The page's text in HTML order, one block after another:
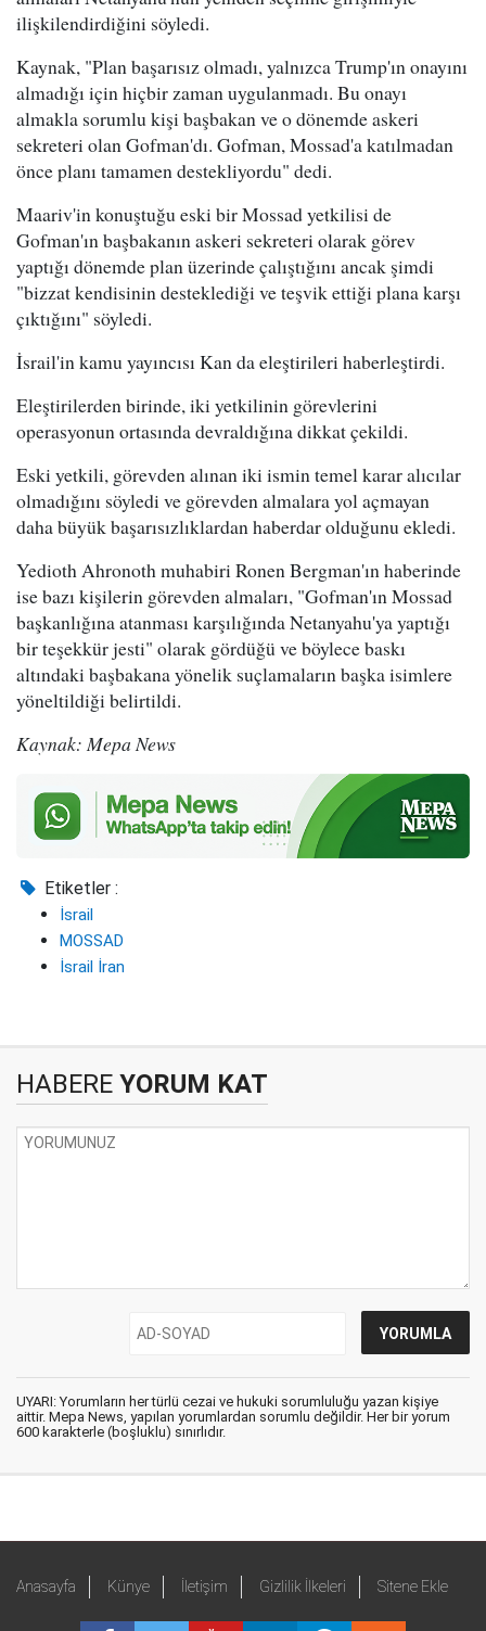
ilişkilendirdiğini söyledi.
Kaynak, "Plan başarısız olmadı, yalnızca Trump'ın onayını
almadığı için hiçbir zaman uygulanmadı. Bu onayı
almakla sorumlu kişi başbakan ve o dönemde askeri
sekreteri olan Gofman'dı. Gofman, Mossad'a katılmadan
önce planı tamamen destekliyordu" dedi.
Maariv'in konuştuğu eski bir Mossad yetkilisi de
Gofman'ın başbakanın askeri sekreteri olarak görev
yaptığı dönemde plan üzerinde çalıştığını ancak şimdi
"bizzat kendisinin desteklediği ve teşvik ettiği plana karşı
çıktığını" söyledi.
İsrail'in kamu yayıncısı Kan da eleştirileri haberleştirdi.
Eleştirilerden birinde, iki yetkilinin görevlerini
operasyonun ortasında devraldığına dikkat çekildi.
Eski yetkili, görevden alınan iki ismin temel karar alıcılar
olmadığını söyledi ve görevden almalara yol açmayan
daha büyük başarısızlıklardan haberdar olduğunu ekledi.
Yedioth Ahronoth muhabiri Ronen Bergman'ın haberinde
ise bazı kişilerin görevden almaları, "Gofman'ın Mossad
başkanlığına atanması karşılığında Netanyahu'ya yaptığı
bir teşekkür jesti" olarak gördüğü ve böylece baskı
altındaki başbakana yönelik suçlamaların başka isimlere
yöneltildiği belirtildi.
Kaynak: Mepa News
Etiketler :
İsrail
MOSSAD
İsrail İran
HABERE YORUM KAT
UYARI: Yorumların her türlü cezai ve hukuki sorumluluğu yazan kişiye
aittir. Mepa News, yapılan yorumlardan sorumlu değildir. Her bir yorum
600 karakterle (boşluklu) sınırlıdır.
Anasayfa Künye İletişim Gizlilik İlkeleri Sitene Ekle